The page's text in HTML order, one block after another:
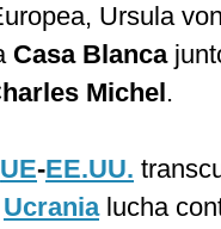
Ursula
Casa Blanca
Michel.
UE-EE.UU.
Ucranialucha